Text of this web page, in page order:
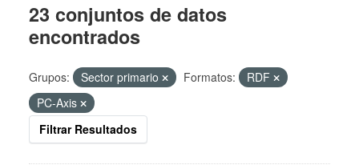
23 conjuntos de datos
encontrados
Grupos: Sector primario Formatos:
RDF
PC-Axis
Filtrar Resultados